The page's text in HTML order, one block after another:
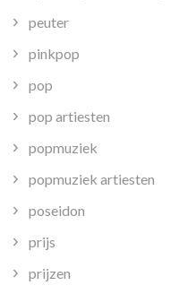
peuter
pinkpop
pop
pop artiesten
popmuziek
popmuziek artiesten
poseidon
prijs
prijzen